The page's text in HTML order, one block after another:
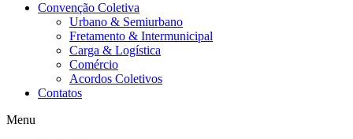
Convenção Coletiva
Urbano & Semiurbano
Fretamento & Intermunicipal
Carga & Logística
Comércio
Acordos Coletivos
Contatos
Menu